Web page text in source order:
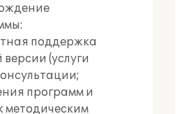
поддержка
(услуги
программ и
методическим